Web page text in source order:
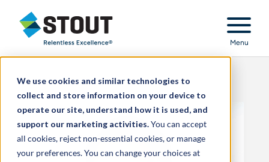
We use cookies and similar technologies to
collect and store information on your device to
operate our site, understand how it is used, and
support our marketing activities.You can accept
all cookies, reject non-essential cookies, or manage
your preferences. You can change your choices at
Stout Relentless Excellence
Menu